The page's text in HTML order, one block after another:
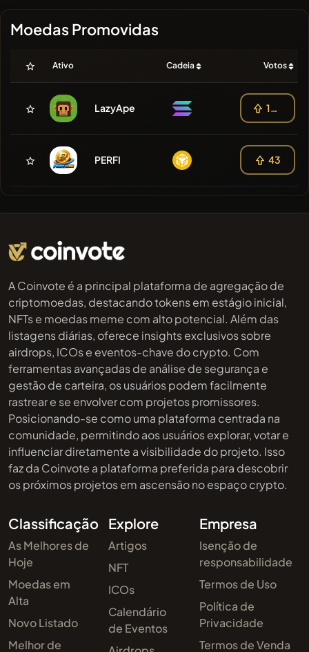
Moedas Promovidas
Ativo Cadeia Votos
LazyApe 108
PERFI 43
A Coinvote é a principal plataforma de agregação de
criptomoedas, destacando tokens em estágio inicial,
NFTs e moedas meme com alto potencial. Além das
listagens diárias, oferece insights exclusivos sobre
airdrops, ICOs e eventos-chave do crypto. Com
ferramentas avançadas de análise de segurança e
gestão de carteira, os usuários podem facilmente
rastrear e se envolver com projetos promissores.
Posicionando-se como uma plataforma centrada na
comunidade, permitindo aos usuários explorar, votar e
influenciar diretamente a visibilidade do projeto. Isso
faz da Coinvote a plataforma preferida para descobrir
os próximos projetos em ascensão no espaço crypto.
Classificação
As Melhores de
Hoje
Moedas em
Alta
Novo Listado
Melhor de
Explore
Artigos
NFT
ICOs
Calendário
de Eventos
Empresa
Isenção de
responsabilidade
Termos de Uso
Política de
Privacidade
Termos de Venda